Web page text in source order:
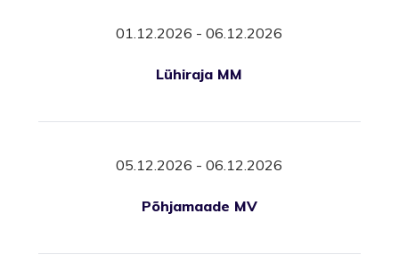
01.12.2026 - 06.12.2026
Lühiraja MM
05.12.2026 - 06.12.2026
Põhjamaade MV